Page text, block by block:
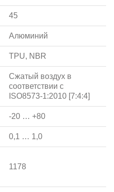
45
Алюминий
TPU, NBR
Сжатый воздух в
соответствии с
ISO8573-1:2010 [7:4:4]
-20 … +80
0,1 … 1,0
1178